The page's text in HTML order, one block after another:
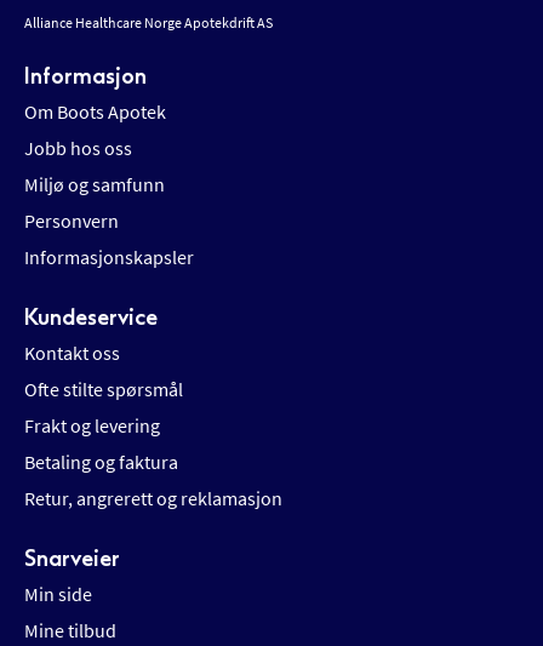
Alliance Healthcare Norge Apotekdrift AS
Informasjon
Om Boots Apotek
Jobb hos oss
Miljø og samfunn
Personvern
Informasjonskapsler
Kundeservice
Kontakt oss
Ofte stilte spørsmål
Frakt og levering
Betaling og faktura
Retur, angrerett og reklamasjon
Snarveier
Min side
Mine tilbud